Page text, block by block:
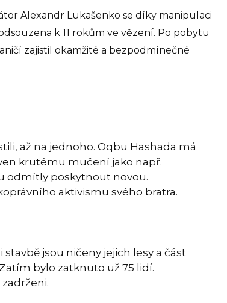
Alexandr Lukašenko se díky manipulaci
k 11 rokům ve vězení. Po pobytu
zajistil okamžité a bezpodmínečné
až na jednoho. Oqbu Hashada má
krutému mučení jako např.
odmítly poskytnout novou.
aktivismu svého bratra.
jsou ničeny jejich lesy a část
bylo zatknuto už 75 lidí.